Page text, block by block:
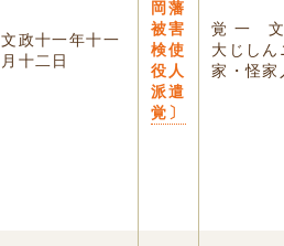
文政十一年十一
月十二日
岡藩
被害
検使
役人
派遣
覚〕
覚 一 文
大じし
家・怪